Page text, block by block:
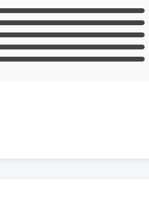
sương, đèn LED ánh sáng đặt mắt giúp người
bày.
giới, dàn nóng, dàn lạnh được làm bằng đồng
thất thoát nhiệt ra bên ngoài.
tuyệt đối.